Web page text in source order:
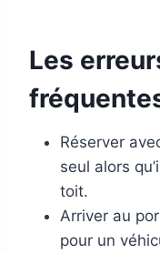
Les
Réserver
seul alors
toit.
Arriver au
pour un